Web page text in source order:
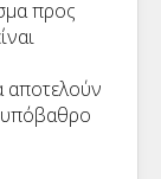
προς
αποτελούν
υπόβαθρο